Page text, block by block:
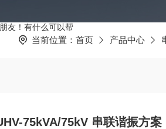
友！有什么可以帮
当前位置： 首页 产品中心
75kVA/75kV 串联谐振方案